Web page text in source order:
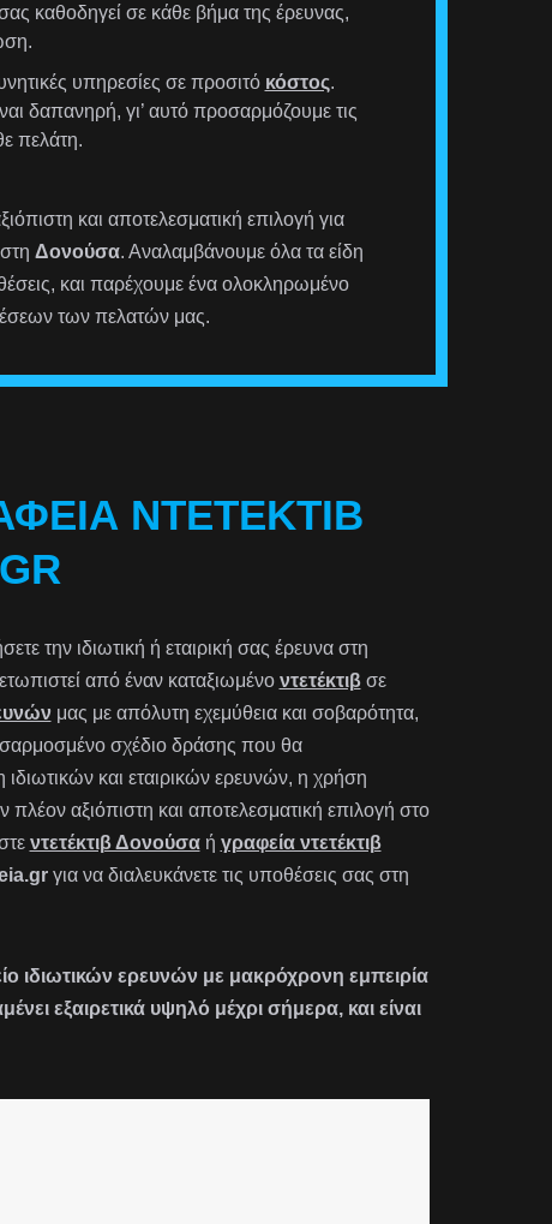
καθοδηγεί σε κάθε βήμα της έρευνας,
υπηρεσίες σε προσιτό κόστος.
δαπανηρή, γι’ αυτό προσαρμόζουμε τις
πελάτη.
και αποτελεσματική επιλογή για
Δονούσα. Αναλαμβάνουμε όλα τα είδη
και παρέχουμε ένα ολοκληρωμένο
των πελατών μας.
ΝΤΕΤΈΚΤΙΒ
την ιδιωτική ή εταιρική σας έρευνα στη
από έναν καταξιωμένο ντετέκτιβσε
μας με απόλυτη εχεμύθεια και σοβαρότητα,
σχέδιο δράσης που θα
ιδιωτικών και εταιρικών ερευνών, η χρήση
αξιόπιστη και αποτελεσματική επιλογή στο
ντετέκτιβ Δονούσαή γραφεία ντετέκτιβ
για να διαλευκάνετε τις υποθέσεις σας στη
ιδιωτικών ερευνών με μακρόχρονη εμπειρία
εξαιρετικά υψηλό μέχρι σήμερα, και είναι